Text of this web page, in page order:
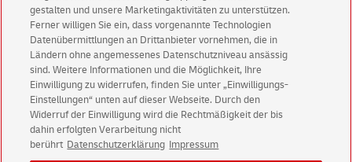
für Briefmarke individuell!
Zur Newsletter-Anmeldung
© Sun Aug 09 18:23:51 CEST 2026 Deutsche Post AG
Impressum
Datenschutz
gestalten und unsere Marketingaktivitäten zu unterstützen.
Ferner willigen Sie ein, dass vorgenannte Technologien
Datenübermittlungen an Drittanbieter vornehmen, die in
Ländern ohne angemessenes Datenschutzniveau ansässig
sind. Weitere Informationen und die Möglichkeit, Ihre
Einwilligung zu widerrufen, finden Sie unter „Einwilligungs-
Einstellungen“ unten auf dieser Webseite. Durch den
Widerruf der Einwilligung wird die Rechtmäßigkeit der bis
dahin erfolgten Verarbeitung nicht
berührt Datenschutzerklärung Impressum